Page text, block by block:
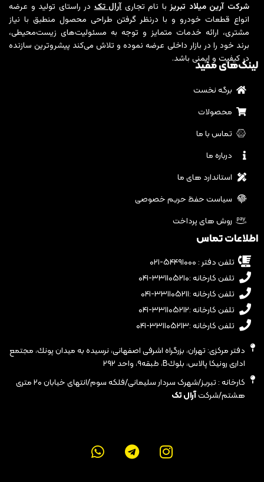
شرکت آرین میلاد تبریزبا نام تجاریآرال تکدر راستای تولید و عرضه
انواع قطعات خودرو و با درنظر گرفتن طراحی محصول منطبق با نیاز
مشتری، ارائه خدمات متمایز و توجه به مسئولیت‌های زیست‌محیطی،
برند خود را در بازار داخلی عرضه نموده و تلاش می‌کند پیشروترین سازنده
در کیفیت و ایمنی باشد.
لینک‌های مفید
برگه نخست
محصولات
تماس با ما
درباره ما
استاندارد های ما
سیاست حفظ حریم خصوصی
روش های پرداخت
اطلاعات تماس
تلفن دفتر : ۵۴۴۹۱۰۰۰-۰۲۱
تلفن کارخانه :۳۳۱۱۰۵۲۱۰-۰۴۱
تلفن کارخانه :۳۳۱۱۰۵۲۱۱-۰۴۱
تلفن کارخانه :۳۳۱۱۰۵۲۱۲-۰۴۱
تلفن کارخانه :۳۳۱۱۰۵۲۱۳-۰۴۱
دفتر مرکزی: تهران، بزرگراه اشرفى اصفهانى، نرسيده به ميدان پونك، مجتمع
ادارى رونيكا پالاس، بلوكB، طبقه٩، واحد ٢٩٢
کارخانه : تبریز/شهرک سردار سلیمانی/فلکه سوم/انتهای خیابان ۲۰ متری
هشتم/شرکتآرال تک